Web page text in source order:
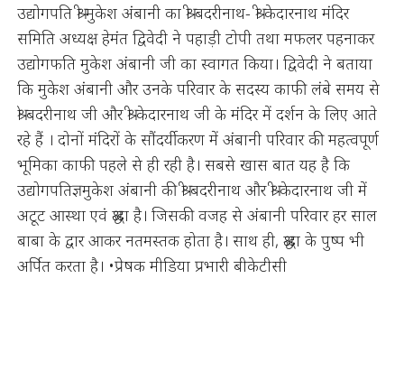
उद्योगपति श्री मुकेश अंबानी का श्री बदरीनाथ- श्री केदारनाथ मंदिर
समिति अध्यक्ष हेमंत द्विवेदी ने पहाड़ी टोपी तथा मफलर पहनाकर
उद्योगफति मुकेश अंबानी जी का स्वागत किया। द्विवेदी ने बताया
कि मुकेश अंबानी और उनके परिवार के सदस्य काफी लंबे समय से
श्री बदरीनाथ जी और श्री केदारनाथ जी के मंदिर में दर्शन के लिए आते
रहे हैं । दोनों मंदिरों के सौंदर्यीकरण में अंबानी परिवार की महत्वपूर्ण
भूमिका काफी पहले से ही रही है। सबसे खास बात यह है कि
उद्योगपतिज्ञमुकेश अंबानी की श्री बदरीनाथ और श्री केदारनाथ जी में
अटूट आस्था एवं श्रद्धा है। जिसकी वजह से अंबानी परिवार हर साल
बाबा के द्वार आकर नतमस्तक होता है। साथ ही, श्रद्धा के पुष्प भी
अर्पित करता है। •प्रेषक मीडिया प्रभारी बीकेटीसी